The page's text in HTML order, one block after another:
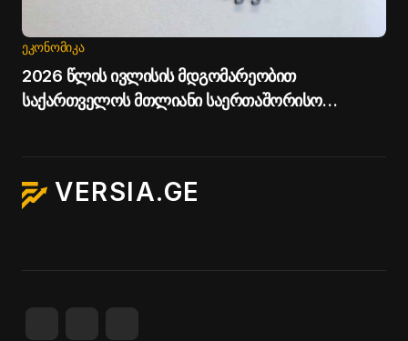
ᲔᲙᲝᲜᲝᲛᲘᲙᲐ
2026 წლის ივლისის მდგომარეობით
საქართველოს მთლიანი საერთაშორისო
VERSIA.GE